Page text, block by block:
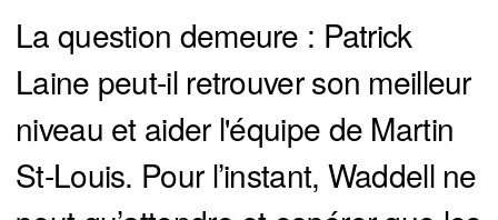
La question demeure : Patrick
Laine peut-il retrouver son meilleur
niveau et aider l'équipe de Martin
St-Louis. Pour l’instant, Waddell ne